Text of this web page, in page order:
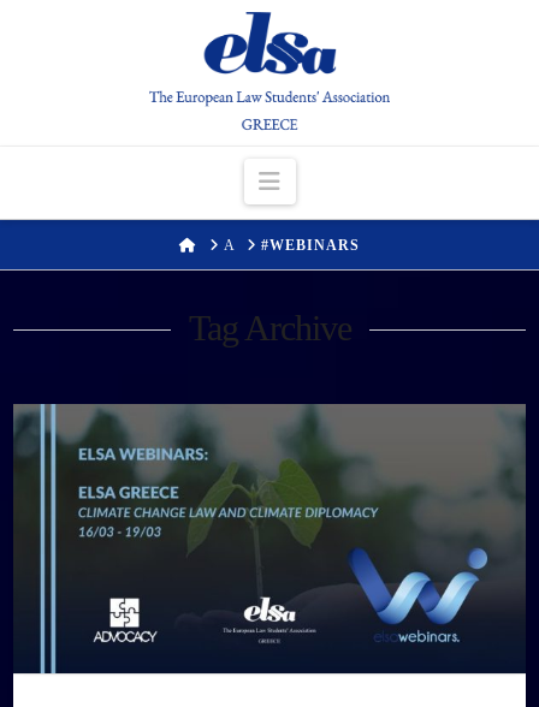
Navigation
HOME
Α #WEBINARS
Tag Archive